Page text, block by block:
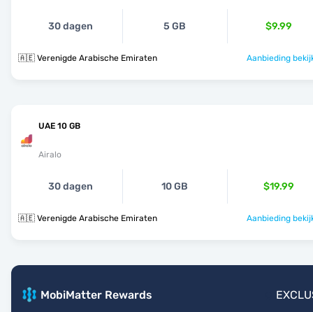
30 dagen 5 GB $9.99
🇦🇪 Verenigde Arabische Emiraten Aanbieding
UAE 10 GB
Airalo
30 dagen 10 GB $19.99
🇦🇪 Verenigde Arabische Emiraten Aanbieding
MobiMatter Rewards